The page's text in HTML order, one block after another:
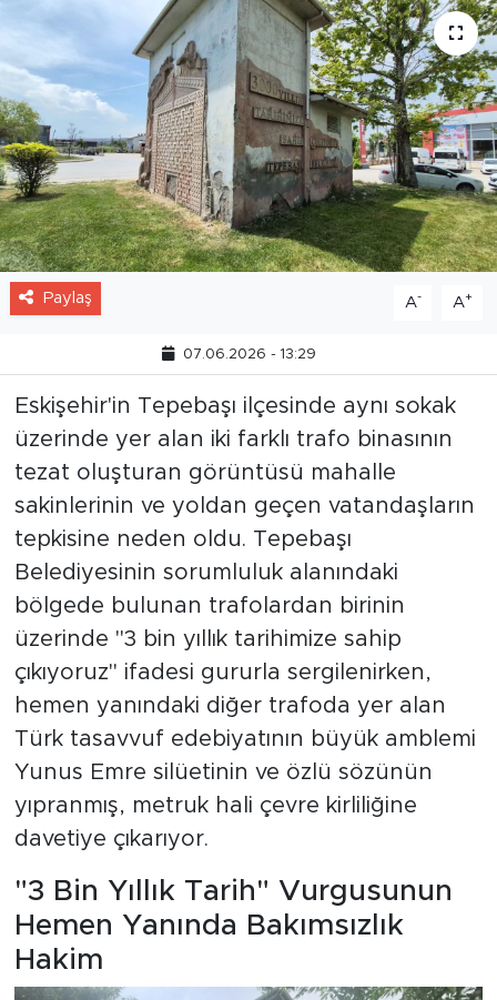
Paylaş A- A+
07.06.2026 - 13:29
Eskişehir'in Tepebaşı ilçesinde aynı sokak
üzerinde yer alan iki farklı trafo binasının
tezat oluşturan görüntüsü mahalle
sakinlerinin ve yoldan geçen vatandaşların
tepkisine neden oldu. Tepebaşı
Belediyesinin sorumluluk alanındaki
bölgede bulunan trafolardan birinin
üzerinde "3 bin yıllık tarihimize sahip
çıkıyoruz" ifadesi gururla sergilenirken,
hemen yanındaki diğer trafoda yer alan
Türk tasavvuf edebiyatının büyük amblemi
Yunus Emre silüetinin ve özlü sözünün
yıpranmış, metruk hali çevre kirliliğine
davetiye çıkarıyor.
"3 Bin Yıllık Tarih" Vurgusunun
Hemen Yanında Bakımsızlık
Hakim